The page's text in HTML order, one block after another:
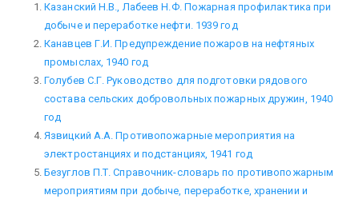
Казанский Н.В., Лабеев Н.Ф. Пожарная профилактика при
добыче и переработке нефти. 1939 год
Канавцев Г.И. Предупреждение пожаров на нефтяных
промыслах, 1940 год
Голубев С.Г. Руководство для подготовки рядового
состава сельских добровольных пожарных дружин, 1940
год
Язвицкий А.А. Противопожарные мероприятия на
электростанциях и подстанциях, 1941 год
Безуглов П.Т. Справочник-словарь по противопожарным
мероприятиям при добыче, переработке, хранении и